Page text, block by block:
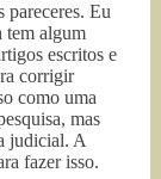
pareceres. Eu
tem algum
escritos e
corrigir
como uma
mas
judicial. A
fazer isso.